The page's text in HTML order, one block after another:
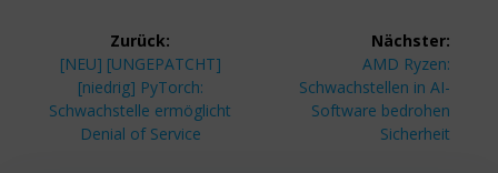
Beitragsnavigation
Zurück:
Vorheriger
Beitrag:
[NEU] [UNGEPATCHT]
[niedrig] PyTorch:
Schwachstelle ermöglicht
Denial of Service
Nächster:
Nächster
Beitrag:
AMD Ryzen:
Schwachstellen in AI-
Software bedrohen
Sicherheit